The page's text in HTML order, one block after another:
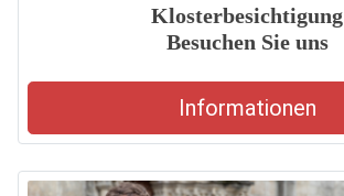
Klosterbesichtigung
Besuchen Sie uns
Informationen